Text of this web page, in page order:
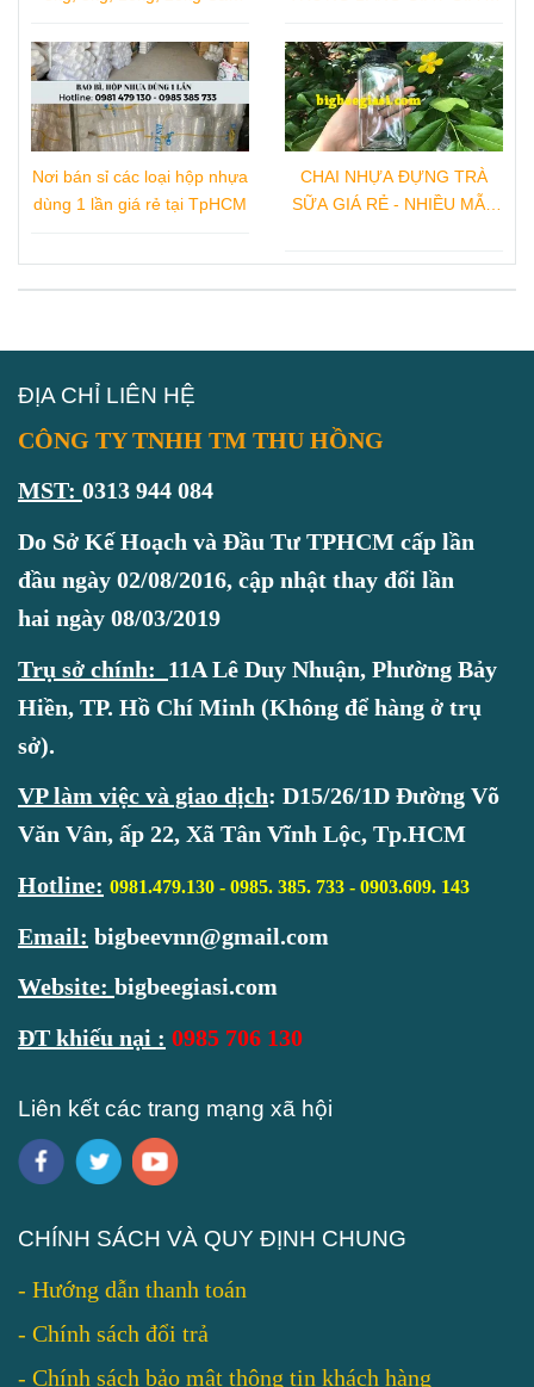
Nơi bán sỉ các loại hộp nhựa
dùng 1 lần giá rẻ tại TpHCM
CHAI NHỰA ĐỰNG TRÀ
SỮA GIÁ RẺ - NHIỀU MẪU
ĐỊA CHỈ LIÊN HỆ
CÔNG TY TNHH TM THU HỒNG
MST: 0313 944 084
Do Sở Kế Hoạch và Đầu Tư TPHCM cấp lần
đầu ngày 02/08/2016, cập nhật thay đổi lần
hai ngày 08/03/2019
Trụ sở chính: 11A Lê Duy Nhuận, Phường Bảy
Hiền, TP. Hồ Chí Minh (Không để hàng ở trụ
sở).
VP làm việc và giao dịch: D15/26/1D Đường Võ
Văn Vân, ấp 22, Xã Tân Vĩnh Lộc, Tp.HCM
Hotline: 0981.479.130 - 0985. 385. 733 - 0903.609. 143
Email: bigbeevnn@gmail.com
Website: bigbeegiasi.com
ĐT khiếu nại : 0985 706 130
Liên kết các trang mạng xã hội
CHÍNH SÁCH VÀ QUY ĐỊNH CHUNG
- Hướng dẫn thanh toán
- Chính sách đổi trả
- Chính sách bảo mật thông tin khách hàng